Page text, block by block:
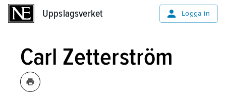
Uppslagsverket Logga in
Carl Zetterström